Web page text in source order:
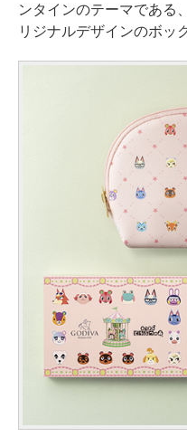
ンタインのテーマである
リジナルデザインのボッ